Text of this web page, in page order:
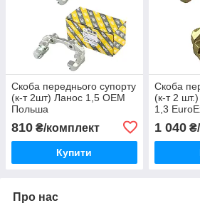
Скоба переднього супорту
(к-т 2шт) Ланос 1,5 OEM
Польша
810 ₴/комплект
Купити
Скоба
(к-т 2
1,3
1 040₴/
Про нас